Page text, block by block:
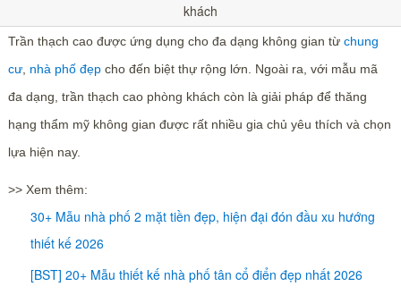
khách
Trần thạch cao được ứng dụng cho đa dạng không gian từ chung
cư, nhà phố đẹpcho đến biệt thự rộng lớn. Ngoài ra, với mẫu mã
đa dạng, trần thạch cao phòng khách còn là giải pháp để thăng
hạng thẩm mỹ không gian được rất nhiều gia chủ yêu thích và chọn
lựa hiện nay.
>> Xem thêm:
30+ Mẫu nhà phố 2 mặt tiền đẹp, hiện đại đón đầu xu hướng
thiết kế 2026
[BST] 20+ Mẫu thiết kế nhà phố tân cổ điển đẹp nhất 2026